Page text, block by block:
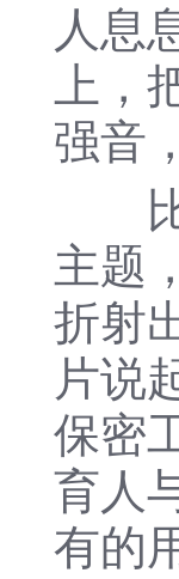
人息
上
强音
比
主题
折射
片说
保密
育人
有的